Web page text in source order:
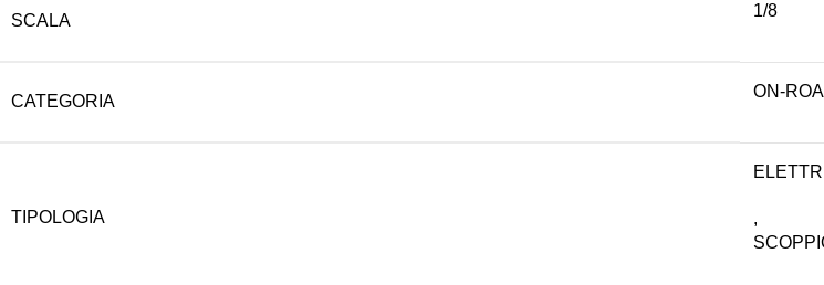
SCALA
1/8
CATEGORIA
ON-
TIPOLOGIA
,